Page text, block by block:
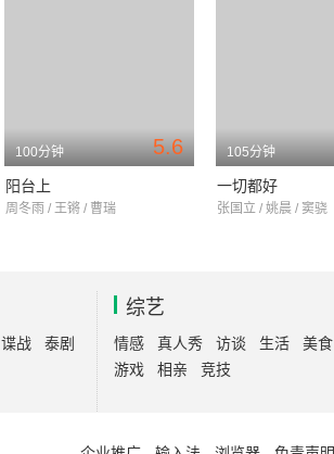
5.6
100分钟
阳台上
周冬雨 / 王锵 / 曹瑞
105分钟
一切都好
张国立 / 姚晨 / 窦骁
谍战
泰剧
综艺
情感 真人秀 访谈 生活
美食
游戏
相亲 竞技